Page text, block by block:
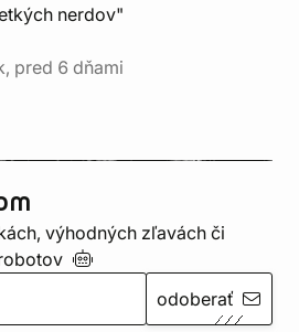
nerdov"
pred 6 dňami
výhodných zľavách či
odoberať